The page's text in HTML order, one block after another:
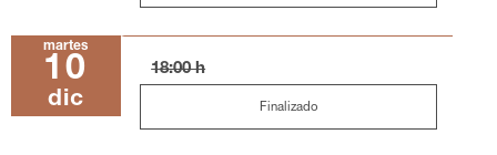
martes
10
dic
18:00 h
Finalizado